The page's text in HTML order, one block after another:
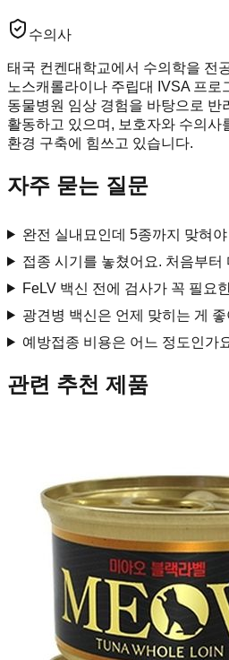
수의사
태국 컨켄대학교에서 수의학을 전
노스캐롤라이나 주립대 IVSA 프로
동물병원 임상 경험을 바탕으로 반
활동하고 있으며, 보호자와 수의사
환경 구축에 힘쓰고 있습니다.
자주 묻는 질문
완전 실내묘인데 5종까지 맞혀
접종 시기를 놓쳤어요. 처음부터
FeLV 백신 전에 검사가 꼭 필요
광견병 백신은 언제 맞히는 게
예방접종 비용은 어느 정도인가
관련 추천 제품